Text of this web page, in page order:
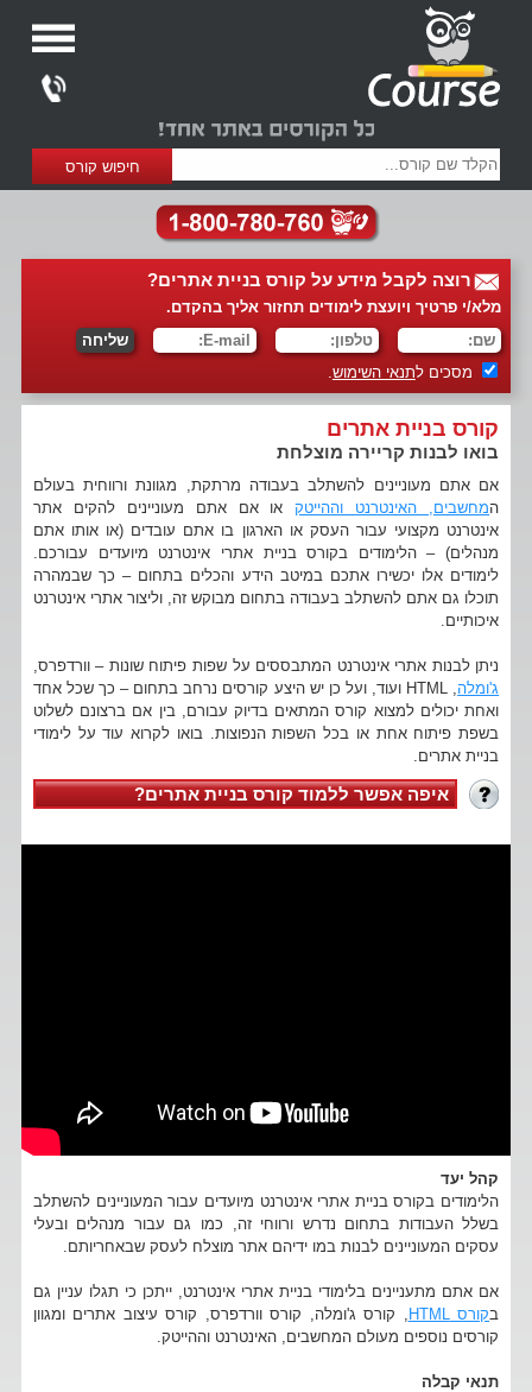
רוצה לקבל מידע על קורס בניית אתרים?
מלא/י פרטיך ויועצת לימודים תחזור אליך בהקדם.
מסכים לתנאי השימוש.
קורס בניית אתרים
בואו לבנות קריירה מוצלחת
אם אתם מעוניינים להשתלב בעבודה מרתקת, מגוונת ורווחית בעולם
המחשבים, האינטרנט וההייטקאו אם אתם מעוניינים להקים אתר
אינטרנט מקצועי עבור העסק או הארגון בו אתם עובדים (או אותו אתם
מנהלים) – הלימודים בקורס בניית אתרי אינטרנט מיועדים עבורכם.
לימודים אלו יכשירו אתכם במיטב הידע והכלים בתחום – כך שבמהרה
תוכלו גם אתם להשתלב בעבודה בתחום מבוקש זה, וליצור אתרי אינטרנט
איכותיים.
ניתן לבנות אתרי אינטרנט המתבססים על שפות פיתוח שונות – וורדפרס,
ג'ומלה
, HTML ועוד, ועל כן יש היצע קורסים נרחב בתחום – כך שכל אחד
ואחת יכולים למצוא קורס המתאים בדיוק עבורם, בין אם ברצונם לשלוט
בשפת פיתוח אחת או בכל השפות הנפוצות. בואו לקרוא עוד על לימודי
בניית אתרים.
איפה אפשר ללמוד קורס בניית אתרים?
קהל יעד
הלימודים בקורס בניית אתרי אינטרנט מיועדים עבור המעוניינים להשתלב
בשלל העבודות בתחום נדרש ורווחי זה, כמו גם עבור מנהלים ובעלי
עסקים המעוניינים לבנות במו ידיהם אתר מוצלח לעסק שבאחריותם.
אם אתם מתעניינים בלימודי בניית אתרי אינטרנט, ייתכן כי תגלו עניין גם
בקורס HTML
, קורס ג'ומלה, קורס וורדפרס, קורס עיצוב אתרים ומגוון
קורסים נוספים מעולם המחשבים, האינטרנט וההייטק.
תנאי קבלה